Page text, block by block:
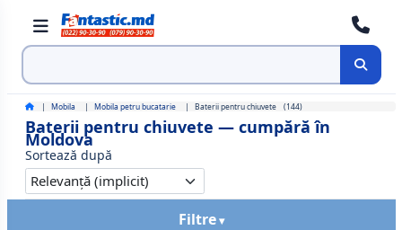
Cauta
Mobila Mobila petru bucatarie Baterii pentru chiuvete (144)
Baterii pentru chiuvete — cumpără în
Moldova
Sortează după
Filtre